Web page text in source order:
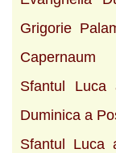
Grigorie
Capernaum
Sfantul
Duminica a
Sfantul Luca